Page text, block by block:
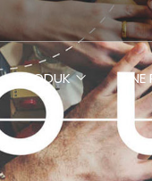
PRODUK LINE